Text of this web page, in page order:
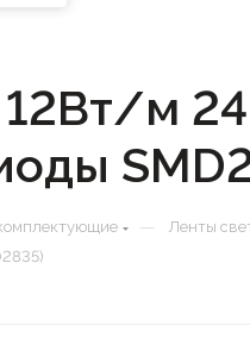
12Вт/м
— Ленты